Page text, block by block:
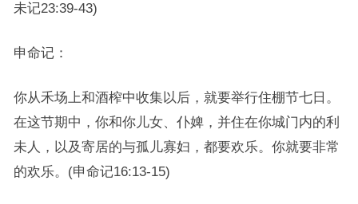
未记23:39-43)
申命记：
你从禾场上和酒榨中收集以后，就要举行住棚节七日。
在这节期中，你和你儿女、仆婢，并住在你城门内的利
未人，以及寄居的与孤儿寡妇，都要欢乐。你就要非常
的欢乐。(申命记16:13-15)